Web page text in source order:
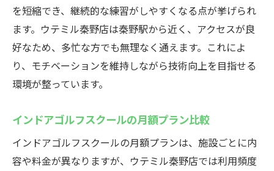
を短縮でき、継続的な練習がしやすくなる点が挙げられ
ます。ウテミル秦野店は秦野駅から近く、アクセスが良
好なため、多忙な方でも無理なく通えます。これによ
り、モチベーションを維持しながら技術向上を目指せる
環境が整っています。
インドアゴルフスクールの月額プラン比較
インドアゴルフスクールの月額プランは、施設ごとに内
容や料金が異なりますが、ウテミル秦野店では利用頻度